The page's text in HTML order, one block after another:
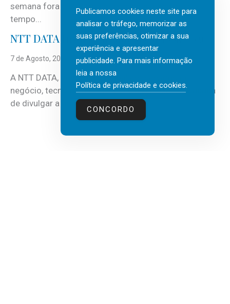
semana fora e os dias em que a casa fica mais
tempo...
NTT DATA Insurtech Global Outlook 2026
7 de Agosto, 2026
A NTT DATA, consultora global em serviços de
negócio, tecnologia e inteligência artificial (IA), acaba
de divulgar a mais recente...
Publicamos cookies neste site para
analisar o tráfego, memorizar as
suas preferências, otimizar a sua
experiência e apresentar
publicidade. Para mais informação
leia a nossa
Política de privacidade e cookies.
CONCORDO